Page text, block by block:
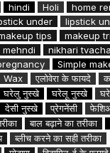
hindi Holi
home
under
lipstick
tips
makeup
mehndi
nikhari tvacha
Simple
Wax एलोवेरा के फायदे
घरेलु नुस्खे घरेलू नुस्खे
देसी नुस्खे प्रेगनेंसी
बाल बढ़ाने का तरीका
ब्लीच करने का सही तरीका